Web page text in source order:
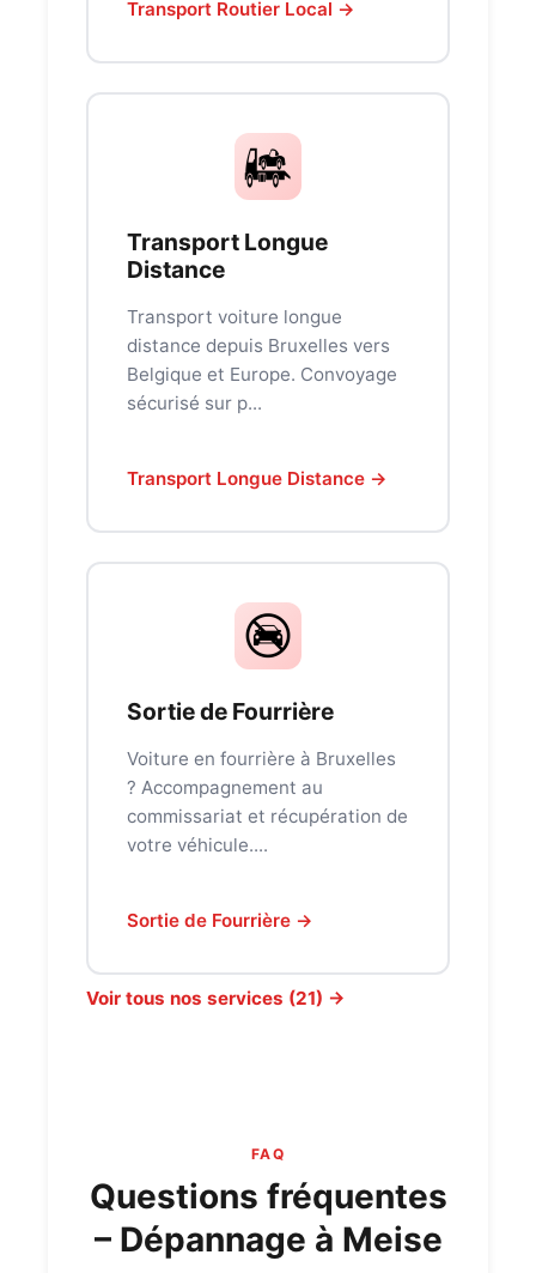
Transport Routier Local →
Transport Longue
Distance
Transport voiture longue
distance depuis Bruxelles vers
Belgique et Europe. Convoyage
sécurisé sur p...
Transport Longue Distance →
Sortie de Fourrière
Voiture en fourrière à Bruxelles
? Accompagnement au
commissariat et récupération de
votre véhicule....
Sortie de Fourrière →
Voir tous nos services (21) →
FAQ
Questions fréquentes
– Dépannage à Meise